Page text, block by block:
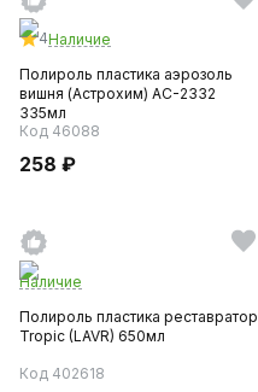
4Наличие
Полироль пластика аэрозоль
вишня (Астрохим) AC-2332
335мл
Код 46088
258 ₽
Наличие
Полироль пластика реставратор
Tropic (LAVR) 650мл
Код 402618